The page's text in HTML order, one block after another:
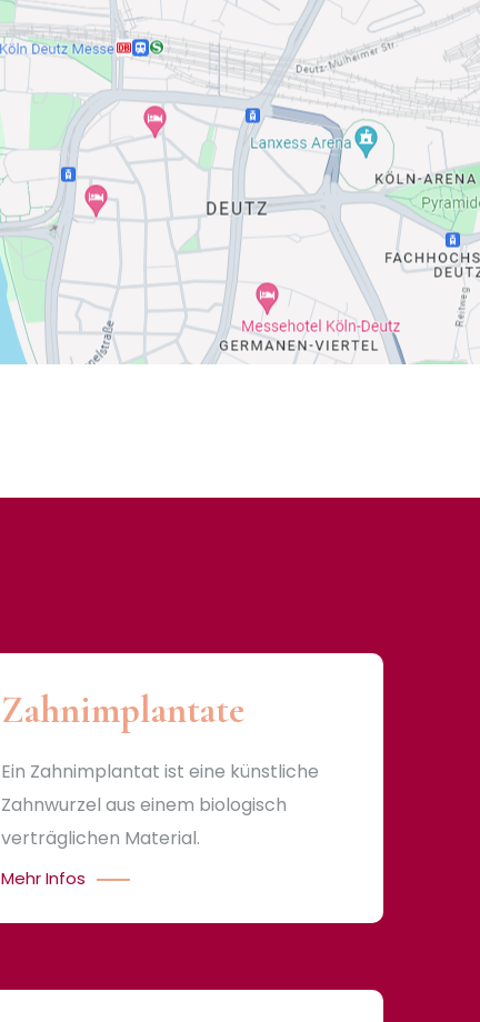
Zahnimplantate
Ein Zahnimplantat ist eine künstliche
Zahnwurzel aus einem biologisch
verträglichen Material.
Mehr Infos